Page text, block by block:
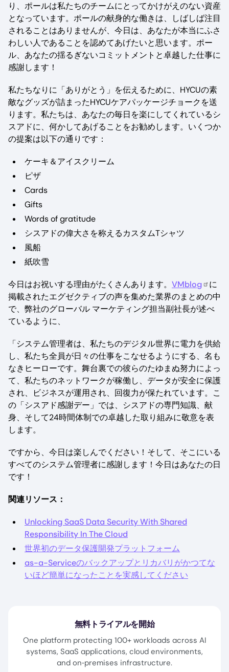
り、ポールは私たちのチームにとってかけがえのない資産
となっています。ポールの献身的な働きは、しばしば注目
されることはありませんが、今日は、あなたが本当にふさ
わしい人であることを認めてあげたいと思います。ポー
ル、あなたの揺るぎないコミットメントと卓越した仕事に
感謝します！
私たちなりに「ありがとう」を伝えるために、HYCUの素
敵なグッズが詰まったHYCUケアパッケージチョークを送
ります。私たちは、あなたの毎日を楽にしてくれているシ
スアドに、何かしてあげることをお勧めします。いくつか
の提案は以下の通りです：
ケーキ＆アイスクリーム
ピザ
Cards
Gifts
Words of gratitude
シスアドの偉大さを称えるカスタムTシャツ
風船
紙吹雪
今日はお祝いする理由がたくさんあります。 VMblog
に
掲載されたエグゼクティブの声を集めた業界のまとめの中
で、弊社のグローバル マーケティング担当副社長が述べ
ているように、
「システム管理者は、私たちのデジタル世界に電力を供給
し、私たち全員が日々の仕事をこなせるようにする、名も
なきヒーローです。舞台裏での彼らのたゆまぬ努力によっ
て、私たちのネットワークが稼働し、データが安全に保護
され、ビジネスが運用され、回復力が保たれています。こ
の「シスアド感謝デー」では、シスアドの専門知識、献
身、そして24時間体制での卓越した取り組みに敬意を表
します。
ですから、今日は楽しんでください！そして、そこにいる
すべてのシステム管理者に感謝します！今日はあなたの日
です！
関連リソース：
Unlocking SaaS Data Security With Shared
Responsibility In The Cloud
世界初のデータ保護開発プラットフォーム
as-a-Serviceのバックアップとリカバリがかつてな
いほど簡単になったことを実感してください
無料トライアルを開始
One platform protecting 100+ workloads across AI
systems, SaaS applications, cloud environments,
and on‑premises infrastructure.